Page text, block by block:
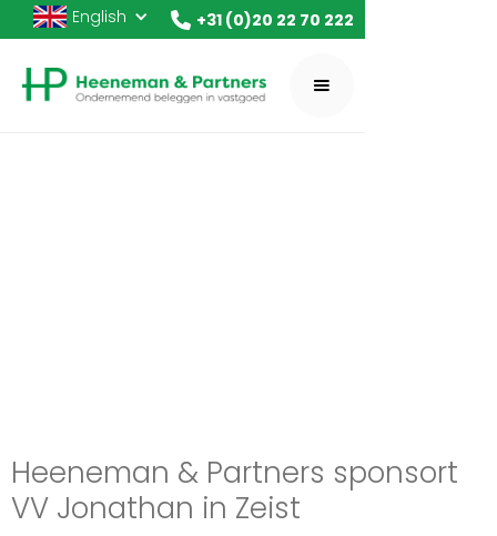
English +31 (0)20 22 70 222
Heeneman & Partners sponsort
VV Jonathan in Zeist